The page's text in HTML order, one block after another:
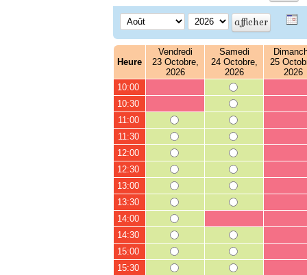
Heure
Vendredi
23 Octobre,
2026
Samedi
24 Octobre,
2026
25
2026
10:00
10:30
11:00
11:30
12:00
12:30
13:00
13:30
14:00
14:30
15:00
15:30